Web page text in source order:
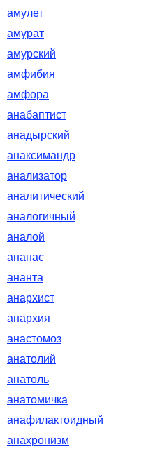
амулет
амурат
амурский
амфибия
амфора
анабаптист
анадырский
анаксимандр
анализатор
аналитический
аналогичный
аналой
ананас
ананта
анархист
анархия
анастомоз
анатолий
анатоль
анатомичка
анафилактоидный
анахронизм